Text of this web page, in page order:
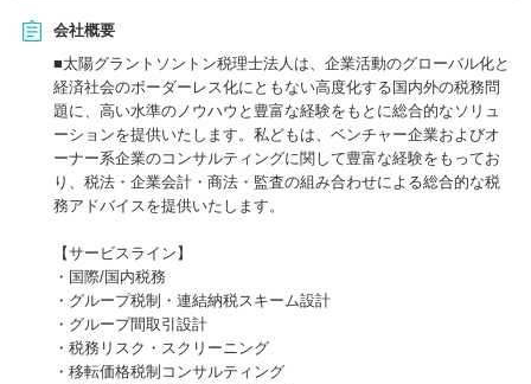
会社概要
■太陽グラントソントン税理士法人は、企業活動のグローバル化と
経済社会のボーダーレス化にともない高度化する国内外の税務問
題に、高い水準のノウハウと豊富な経験をもとに総合的なソリュ
ーションを提供いたします。私どもは、ベンチャー企業およびオ
ーナー系企業のコンサルティングに関して豊富な経験をもってお
り、税法・企業会計・商法・監査の組み合わせによる総合的な税
務アドバイスを提供いたします。
【サービスライン】
・国際/国内税務
・グループ税制・連結納税スキーム設計
・グループ間取引設計
・税務リスク・スクリーニング
・移転価格税制コンサルティング